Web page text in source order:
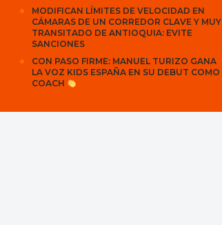
MODIFICAN LÍMITES DE VELOCIDAD EN
CÁMARAS DE UN CORREDOR CLAVE Y MUY
TRANSITADO DE ANTIOQUIA: EVITE
SANCIONES
CON PASO FIRME: MANUEL TURIZO GANA
LA VOZ KIDS ESPAÑA EN SU DEBUT COMO
COACH